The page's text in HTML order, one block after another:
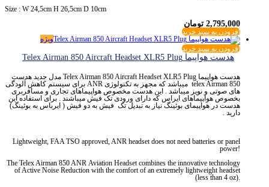
Size : W 24,5cm H 26,5cm D 10cm
2,795,000 تومان
افزودن به سبد خرید
ویژه
افزودن به سبد خرید
هدست هواپیما Telex Airman 850 Aircraft Headset XLR5 Plug
هدست هواپیما Telex Airman 850 Aircraft Headset XLR5 Plug مدل جدید هدست
telex Airman 850 میباشد که مجهز به تکنولوژی ANR برای سیستم کاهش آلودگی
های صوتی و نویز میباشد . این هدست مخصوص هواپیماهای تجاری و مسافربری
بخصوص هواپیماهای ایراس که دارای ورودی تک فیش میباشند . برای استفاده این
هدست در هواپیمای بوئینگ نیاز به تبدیل تک فیش به دو فیش ( ایرباس به بوئینگ)
دارید .
Lightweight, FAATSO approved,ANR headset does not need batteries or panel
power!
The Telex Airman 850ANR Aviation Headset combines the innovative technology
ofActive Noise Reduction with the comfort of an extremely lightweight headset
(less than 4 oz).